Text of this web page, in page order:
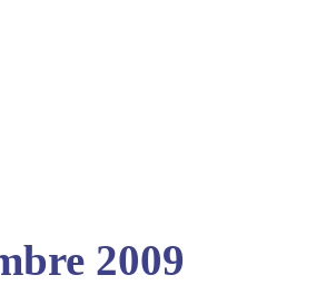
2009